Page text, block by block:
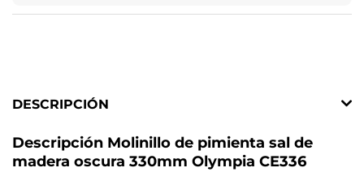
DESCRIPCIÓN
Descripción Molinillo de pimienta sal de
madera oscura 330mm Olympia CE336